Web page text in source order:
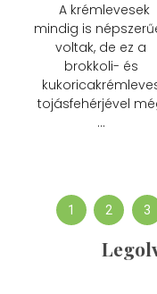
A krémlevesek
mindig is
voltak, de ez a
brokkoli- és
tojásfehérjével
…
1 2 3